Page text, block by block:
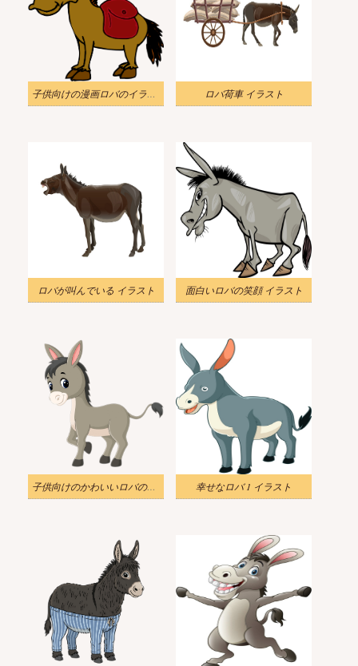
子供向けの漫画ロバのイラスト ロバ荷車 イラスト
ロバが叫んでいる イラスト 面白いロバの笑顔 イラスト
子供向けのかわいいロバのイラスト 幸せなロバ 1 イラスト